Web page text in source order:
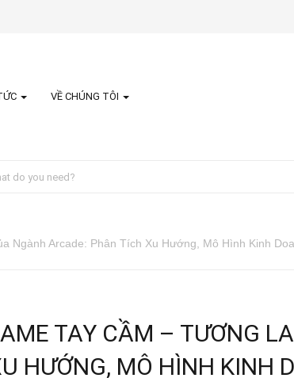
VỀ CHÚNG TÔI
Ngành Arcade: Phân Tích Xu Hướng, Mô Hình Kinh
TAY CẦM – TƯƠNG
HƯỚNG, MÔ HÌNH KINH